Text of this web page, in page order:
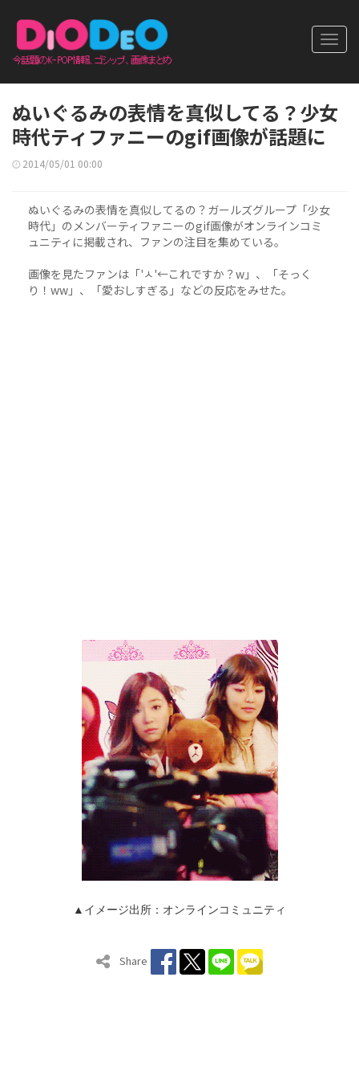
ぬいぐるみの表情を真似してる？少女
時代ティファニーのgif画像が話題に
2014/05/01 00:00
ぬいぐるみの表情を真似してるの？ガールズグループ「少女
時代」のメンバーティファニーのgif画像がオンラインコミ
ュニティに掲載され、ファンの注目を集めている。
画像を見たファンは「'ㅅ'←これですか？w」、「そっく
り！ww」、「愛おしすぎる」などの反応をみせた。
▲イメージ出所：オンラインコミュニティ
Share